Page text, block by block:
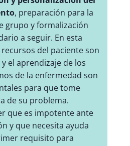
, preparación para la
grupo y formalización
a seguir. En esta
del paciente son
el aprendizaje de los
de la enfermedad son
para que tome
de su problema.
que es impotente ante
y que necesita ayuda
requisito para